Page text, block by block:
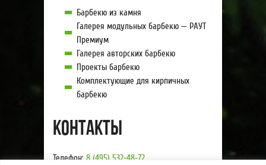
Барбекю из камня
Галерея модульных барбекю — РАУТ
Премиум
Галерея авторских барбекю
Проекты барбекю
Комплектующие для кирпичных
барбекю
Контакты
Телефон: 8 (495) 532-48-72